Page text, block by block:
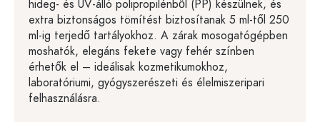
hideg- és UV-álló polipropilénből (PP) készülnek, és
extra biztonságos tömítést biztosítanak 5 ml-től 250
ml-ig terjedő tartályokhoz. A zárak mosogatógépben
moshatók, elegáns fekete vagy fehér színben
érhetők el – ideálisak kozmetikumokhoz,
laboratóriumi, gyógyszerészeti és élelmiszeripari
felhasználásra.